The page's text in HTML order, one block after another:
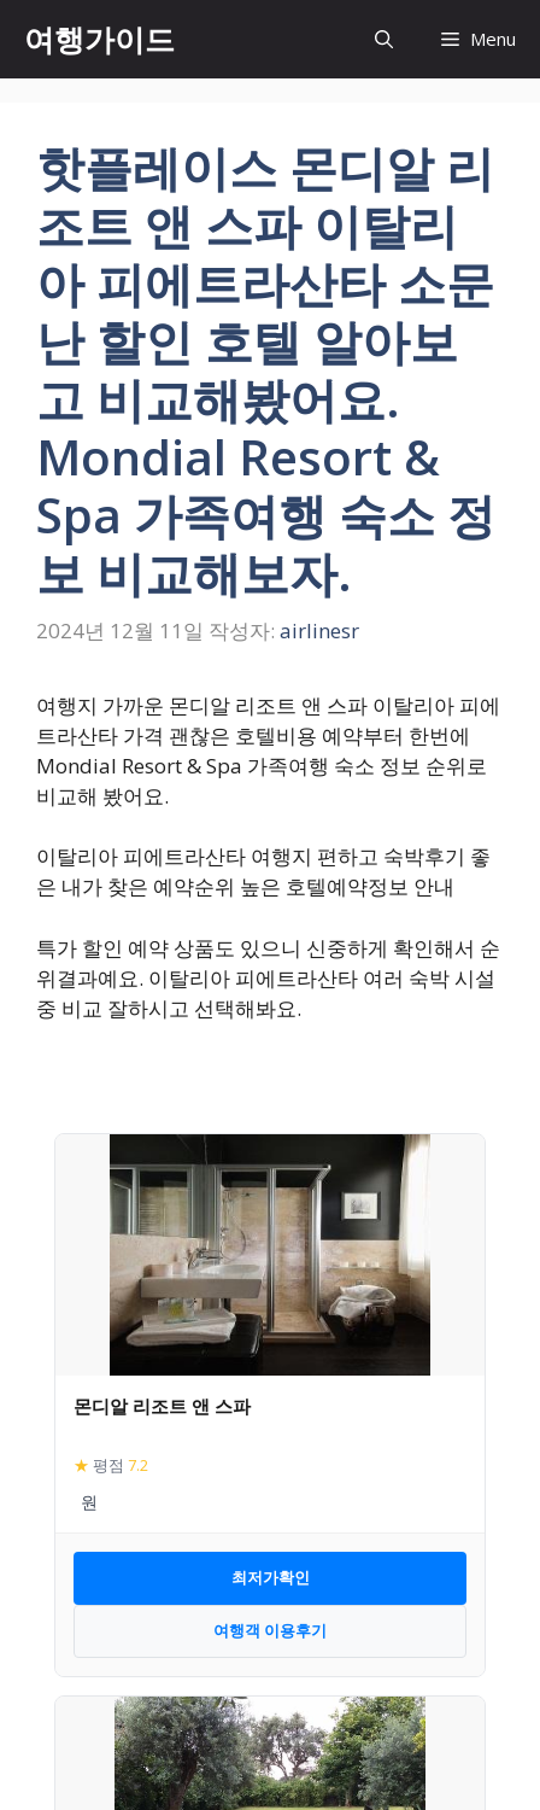
츠
여행가이드 Menu
핫플레이스 몬디알 리
조트 앤 스파 이탈리
아 피에트라산타 소문
난 할인 호텔 알아보
고 비교해봤어요.
Mondial Resort &
Spa 가족여행 숙소 정
보 비교해보자.
2024년 12월 11일 작성자: airlinesr
여행지 가까운 몬디알 리조트 앤 스파 이탈리아 피에
트라산타 가격 괜찮은 호텔비용 예약부터 한번에
Mondial Resort & Spa 가족여행 숙소 정보 순위로
비교해 봤어요.
이탈리아 피에트라산타 여행지 편하고 숙박후기 좋
은 내가 찾은 예약순위 높은 호텔예약정보 안내
특가 할인 예약 상품도 있으니 신중하게 확인해서 순
위결과예요. 이탈리아 피에트라산타 여러 숙박 시설
중 비교 잘하시고 선택해봐요.
몬디알 리조트 앤 스파
★ 평점 7.2
최저가확인
여행객 이용후기